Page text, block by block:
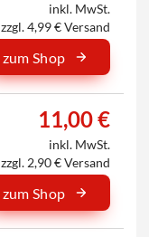
inkl. MwSt.
zzgl. 4,99 € Versand
zum Shop
11,00 €
inkl. MwSt.
zzgl. 2,90 € Versand
zum Shop